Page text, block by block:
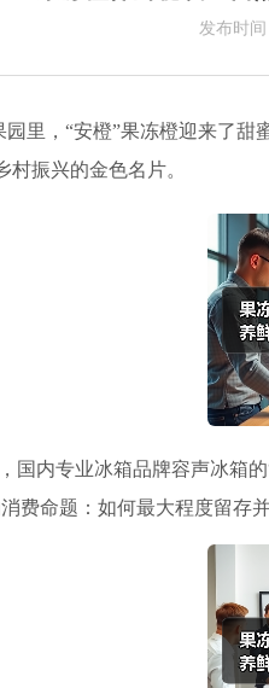
发布时间
里，“安橙”果冻橙迎来了甜
振兴的金色名片。
国内专业冰箱品牌容声冰箱
费命题：如何最大程度留存